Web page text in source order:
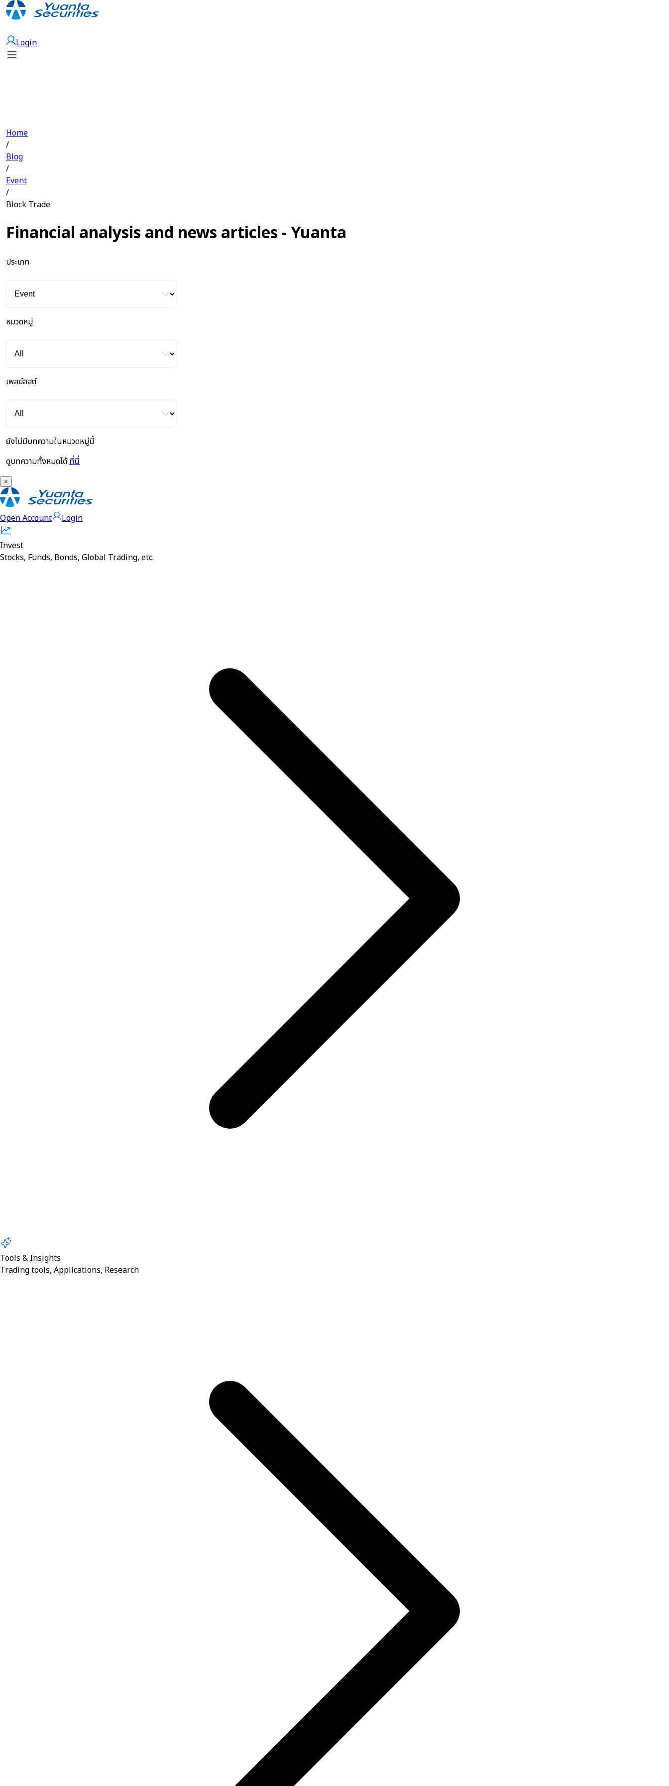
Login
Home
/
Blog
/
Event
/
Block Trade
Financial analysis and news articles - Yuanta
ประเภท
หมวดหมู่
เพลย์ลิสต์
ยังไม่มีบทความในหมวดหมู่นี้
ดูบทความทั้งหมดได้ที่นี่
×
Open Account Login
Invest
Stocks, Funds, Bonds, Global Trading, etc.
Tools & Insights
Trading tools, Applications, Research